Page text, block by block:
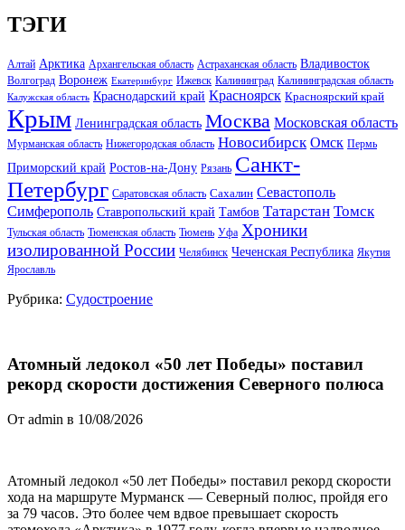
ТЭГИ
Алтай Арктика Архангельская область Астраханская область Владивосток
Волгоград Воронеж Екатеринбург Ижевск Калининград Калининградская область
Калужская область Краснодарский край Красноярск Красноярский край
Крым Ленинградская область Москва Московская область
Мурманская область Нижегородская область Новосибирск Омск Пермь
Приморский край Ростов-на-Дону Рязань Санкт-
Петербург Саратовская область Сахалин Севастополь
Симферополь Ставропольский край Тамбов Татарстан Томск
Тульская область Тюменская область Тюмень Уфа Хроники
изолированной России Челябинск Чеченская Республика Якутия
Ярославль
Рубрика: Судостроение
Атомный ледокол «50 лет Победы» поставил
рекорд скорости достижения Северного полюса
От admin в 10/08/2026
Атомный ледокол «50 лет Победы» поставил рекорд скорости
хода на маршруте Мурманск — Северный полюс, пройдя его
за 79 часов. Это более чем вдвое превышает скорость